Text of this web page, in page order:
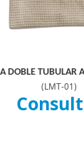
DOBLE TUBULAR
(LMT-01)